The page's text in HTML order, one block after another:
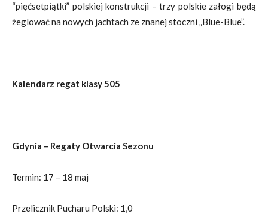
“pięćsetpiątki” polskiej konstrukcji – trzy polskie załogi będą
żeglować na nowych jachtach ze znanej stoczni „Blue-Blue”.
Kalendarz regat klasy 505
Gdynia – Regaty Otwarcia Sezonu
Termin: 17 – 18 maj
Przelicznik Pucharu Polski: 1,0